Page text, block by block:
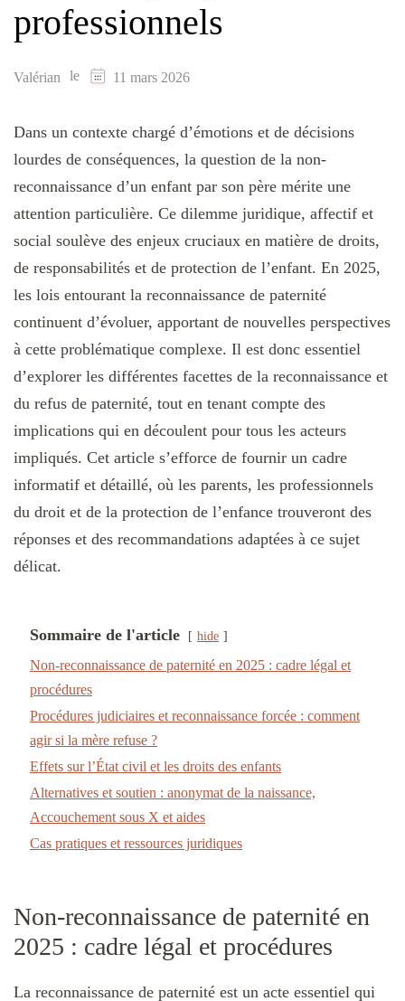
professionnels
Valérian le 11 mars 2026
Dans un contexte chargé d’émotions et de décisions
lourdes de conséquences, la question de la non-
reconnaissance d’un enfant par son père mérite une
attention particulière. Ce dilemme juridique, affectif et
social soulève des enjeux cruciaux en matière de droits,
de responsabilités et de protection de l’enfant. En 2025,
les lois entourant la reconnaissance de paternité
continuent d’évoluer, apportant de nouvelles perspectives
à cette problématique complexe. Il est donc essentiel
d’explorer les différentes facettes de la reconnaissance et
du refus de paternité, tout en tenant compte des
implications qui en découlent pour tous les acteurs
impliqués. Cet article s’efforce de fournir un cadre
informatif et détaillé, où les parents, les professionnels
du droit et de la protection de l’enfance trouveront des
réponses et des recommandations adaptées à ce sujet
délicat.
Sommaire de l'article hide
Non-reconnaissance de paternité en 2025 : cadre légal et
procédures
Procédures judiciaires et reconnaissance forcée : comment
agir si la mère refuse ?
Effets sur l’État civil et les droits des enfants
Alternatives et soutien : anonymat de la naissance,
Accouchement sous X et aides
Cas pratiques et ressources juridiques
Non-reconnaissance de paternité en
2025 : cadre légal et procédures
La reconnaissance de paternité est un acte essentiel qui